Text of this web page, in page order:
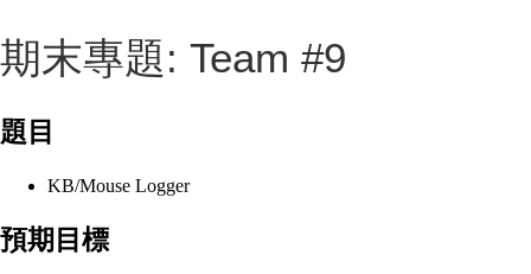
期末專題: Team #9
題目
KB/Mouse Logger
預期目標